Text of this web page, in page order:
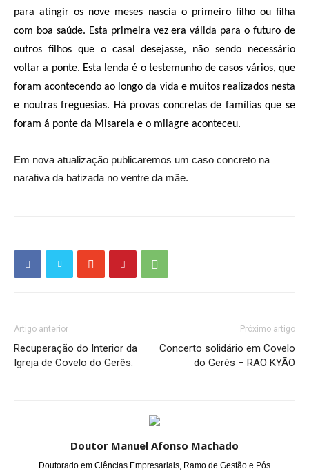
para atingir os nove meses nascia o primeiro filho ou filha
com boa saúde. Esta primeira vez era válida para o futuro de
outros filhos que o casal desejasse, não sendo necessário
voltar a ponte. Esta lenda é o testemunho de casos vários, que
foram acontecendo ao longo da vida e muitos realizados nesta
e noutras freguesias. Há provas concretas de famílias que se
foram á ponte da Misarela e o milagre aconteceu.
Em nova atualização publicaremos um caso concreto na
narativa da batizada no ventre da mãe.
Artigo anterior
Recuperação do Interior da
Igreja de Covelo do Gerês.
Próximo artigo
Concerto solidário em Covelo
do Gerês – RAO KYÃO
Doutor Manuel Afonso Machado
Doutorado em Ciências Empresariais, Ramo de Gestão e Pós